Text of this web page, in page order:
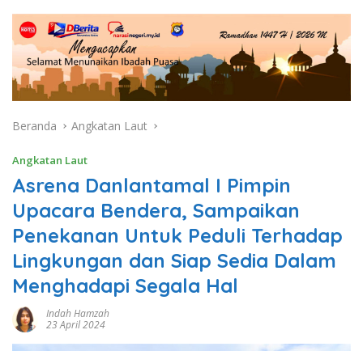
Beranda Angkatan Laut
Angkatan Laut
Asrena Danlantamal I Pimpin
Upacara Bendera, Sampaikan
Penekanan Untuk Peduli Terhadap
Lingkungan dan Siap Sedia Dalam
Menghadapi Segala Hal
Indah Hamzah
23 April 2024